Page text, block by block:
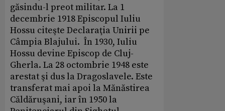
găsindu-l preot militar. La 1
decembrie 1918 Episcopul Iuliu
Hossu citeşte Declaraţia Unirii pe
Câmpia Blajului. În 1930, Iuliu
Hossu devine Episcop de Cluj-
Gherla. La 28 octombrie 1948 este
arestat şi dus la Dragoslavele. Este
transferat mai apoi la Mănăstirea
Căldăruşani, iar în 1950 la